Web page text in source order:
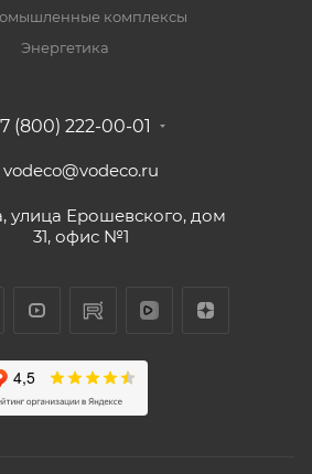
комплексы
Энергетика
(800) 222-00-01
vodeco@vodeco.ru
улица Ерошевского, дом
31, офис №1